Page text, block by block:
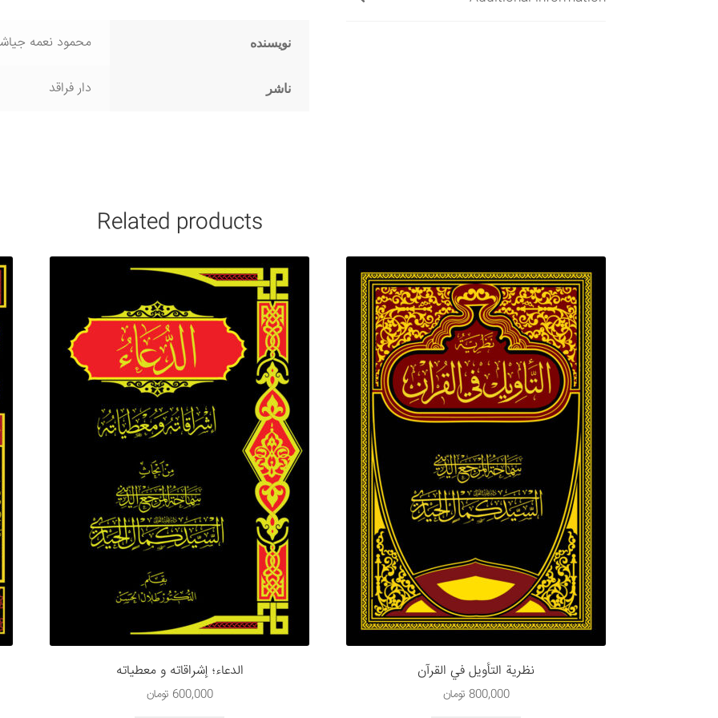
نویسنده محمود نعمه
ناشر دار فراقد
Related products
نظرية التأويل في القرآن
800,000 تومان
الدعاء؛ إشراقاته و معطیاته
600,000 تومان